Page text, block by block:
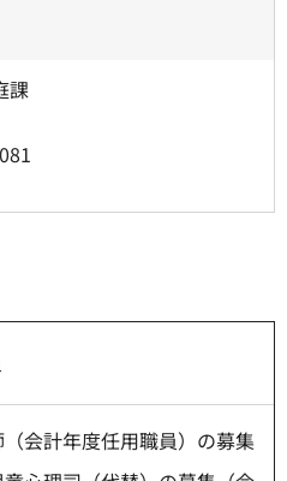
課
会計年度任用職員）の募集